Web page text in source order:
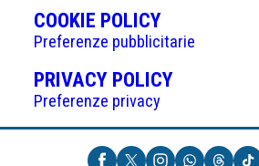
COOKIE POLICY(APRE
IN
UNA
NUOVA
Preferenze pubblicitarie
PRIVACY POLICY(APRE
UNA
NUOVA
Preferenze privacy